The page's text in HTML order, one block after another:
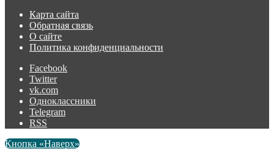
Карта сайта
Обратная связь
О сайте
Политика конфиденциальности
Facebook
Twitter
vk.com
Одноклассники
Telegram
RSS
Кнопка «Наверх»